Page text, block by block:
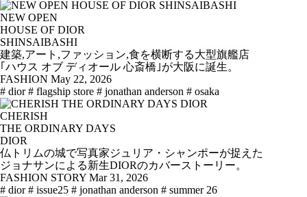
NEW OPEN
HOUSE OF DIOR
SHINSAIBASHI
建築,アート,ファッション,食を横断する大型旗艦店
｢ハウス オブ ディオール 心斎橋｣が大阪に誕生。
FASHION May 22, 2026
# dior # flagship store # jonathan anderson # osaka
CHERISH
THE ORDINARY DAYS
DIOR
仏トリムの城で写真家ジュリア・シャンポーが捉えた
ジョナサンによる新生DIORのカバーストーリー。
FASHION STORY Mar 31, 2026
# dior # issue25 # jonathan anderson # summer 26